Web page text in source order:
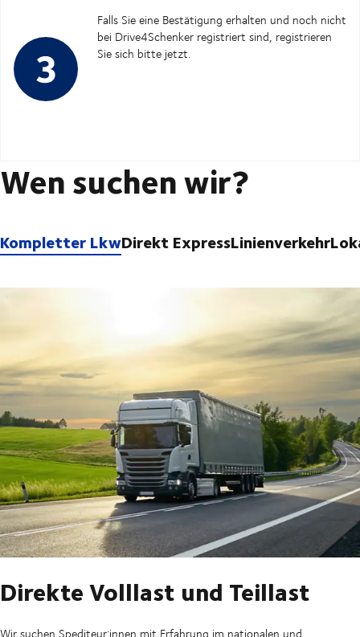
Falls Sie eine Bestätigung erhalten und noch nicht
bei Drive4Schenker registriert sind, registrieren
Sie sich bitte jetzt.
Wen suchen wir?
Kompletter LkwDirekt ExpressLinienverkehr
Direkte Volllast und Teillast